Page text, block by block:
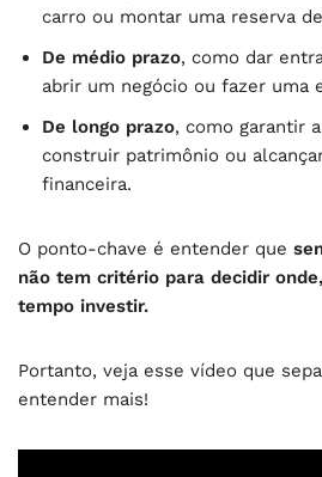
carro ou montar uma reserva
De médio prazo, como dar
abrir um negócio ou fazer uma
De longo prazo, como garantir
construir patrimônio ou
financeira.
O ponto-chave é entender que
não tem critério para decidir
tempo investir.
Portanto, veja esse vídeo que
entender mais!